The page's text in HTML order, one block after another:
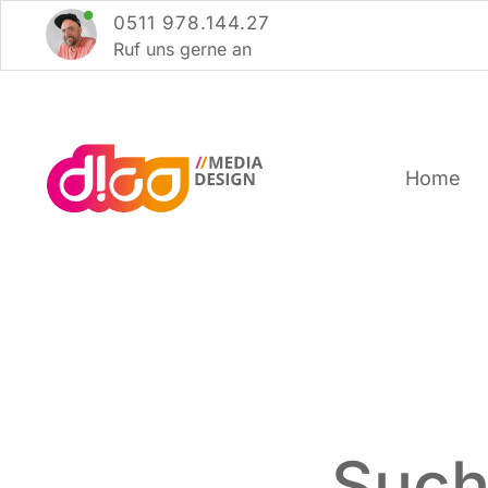
Inhalt
springen
0511 978.144.27
Ruf uns ger­ne an
Home